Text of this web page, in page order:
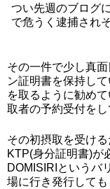
つい先週のブログ
で危うく逮捕され
その一件で少し真
ン証明書を保持し
を取るように勧め
取者の予約受付をし
その初摂取を受け
KTP(身分証明書)が
DOMISIRIというバ
場に行き発行して